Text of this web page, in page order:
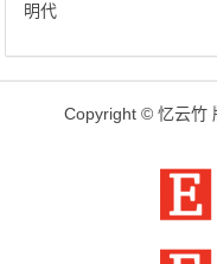
明代
Copyright © 忆云竹